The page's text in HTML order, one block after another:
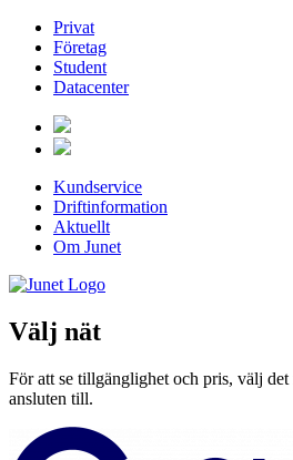
Privat
Företag
Student
Datacenter
Kundservice
Driftinformation
Aktuellt
Om Junet
Välj nät
För att se tillgänglighet och pris, välj
ansluten till.